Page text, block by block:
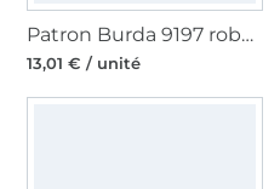
Patron Burda 9197 robe enfant, version papier, en français
13,01 € / unité